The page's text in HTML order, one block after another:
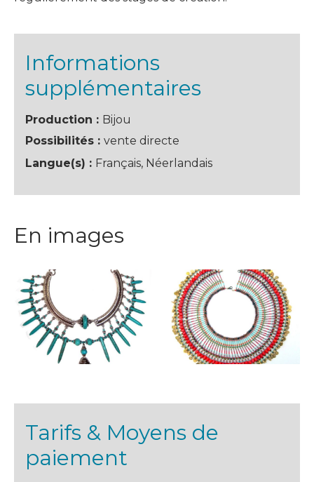
Informations
supplémentaires
Production : Bijou
Possibilités : vente directe
Langue(s) : Français, Néerlandais
En images
Tarifs & Moyens de
paiement